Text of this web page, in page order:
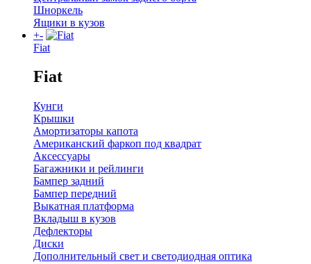
Шноркель
Ящики в кузов
+-
Fiat
Fiat
Кунги
Крышки
Амортизаторы капота
Американский фаркоп под квадрат
Аксессуары
Багажники и рейлинги
Бампер задний
Бампер передний
Выкатная платформа
Вкладыш в кузов
Дефлекторы
Диски
Дополнительный свет и светодиодная оптика